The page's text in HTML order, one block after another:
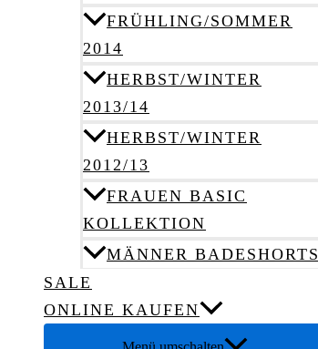
FRÜHLING/SOMMER
2014
HERBST/WINTER
2013/14
HERBST/WINTER
2012/13
FRAUEN BASIC
KOLLEKTION
MÄNNER BADESHORTS
SALE
ONLINE KAUFEN